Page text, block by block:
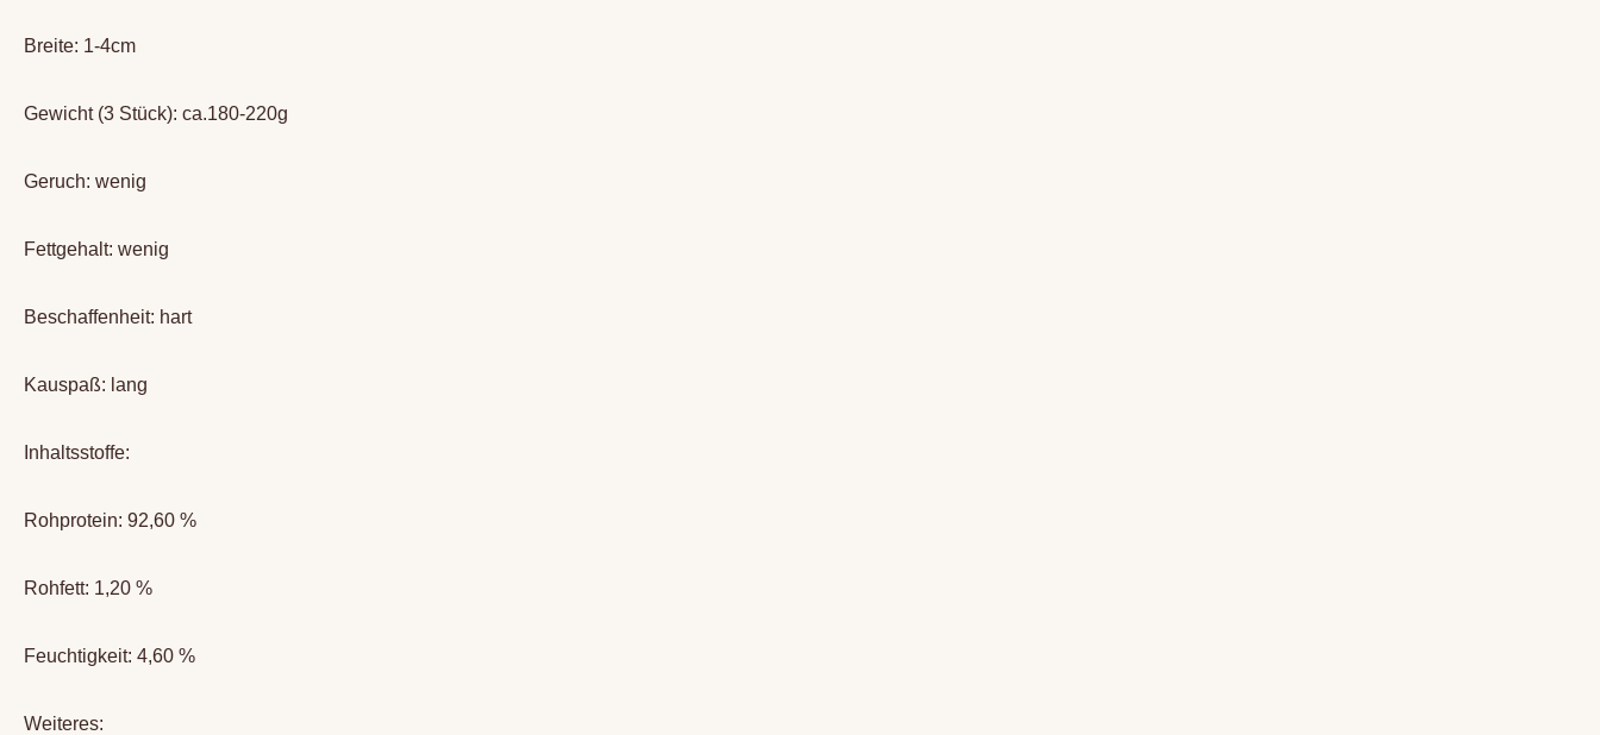
Breite: 1-4cm
Gewicht (3 Stück): ca.180-220g
Geruch: wenig
Fettgehalt: wenig
Beschaffenheit: hart
Kauspaß: lang
Inhaltsstoffe:
Rohprotein: 92,60 %
Rohfett: 1,20 %
Feuchtigkeit: 4,60 %
Weiteres: